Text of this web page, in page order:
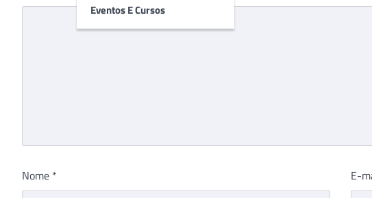
Eventos E Cursos
Nome * E-